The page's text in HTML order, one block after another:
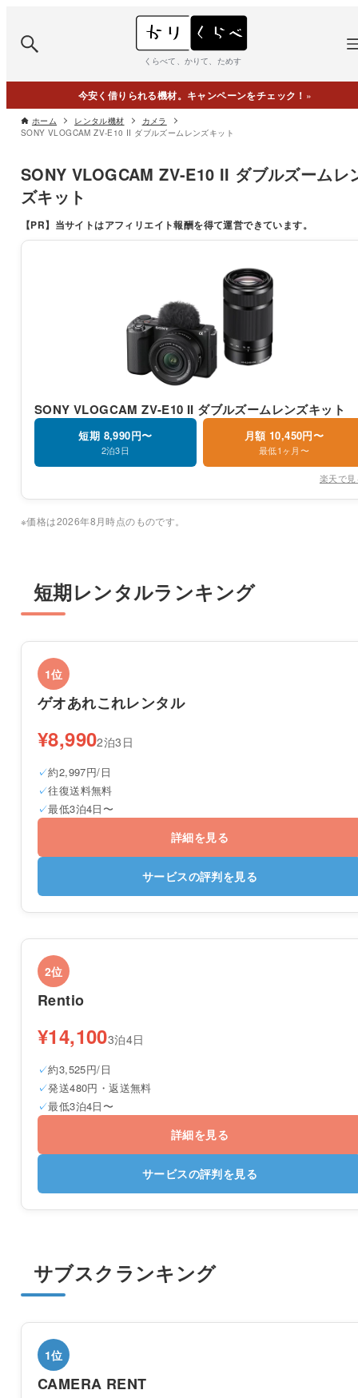
くらべて、かりて、ためす
今安く借りられる機材。キャンペーンをチェック！ »
ホーム レンタル機材
カメラ
SONY VLOGCAM ZV-E10 II ダブルズームレンズキット
SONY VLOGCAM ZV-E10 II ダブルズームレ
ズキット
【PR】 当サイトはアフィリエイト報酬を得て運営できています。
SONY VLOGCAM ZV-E10 II ダブルズームレンズキット
短期 8,990円〜
2泊3日
月額 10,450円〜
最低1ヶ月〜
楽天で
※価格は2026年8月時点のものです。
短期レンタルランキング
1位
ゲオあれこれレンタル
¥8,9902泊3日
約2,997円/日
往復送料無料
最低3泊4日〜
詳細を見る
サービスの評判を見る
2位
Rentio
¥14,1003泊4日
約3,525円/日
発送480円・返送無料
最低3泊4日〜
詳細を見る
サービスの評判を見る
サブスクランキング
1位
CAMERA RENT